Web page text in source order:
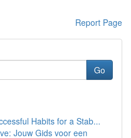
Report Page
Go
Habits for a Stab...
Jouw Gids voor een